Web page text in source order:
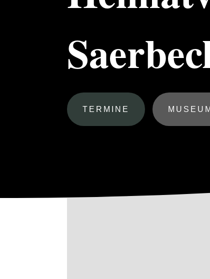
TERMINE MUSEUM